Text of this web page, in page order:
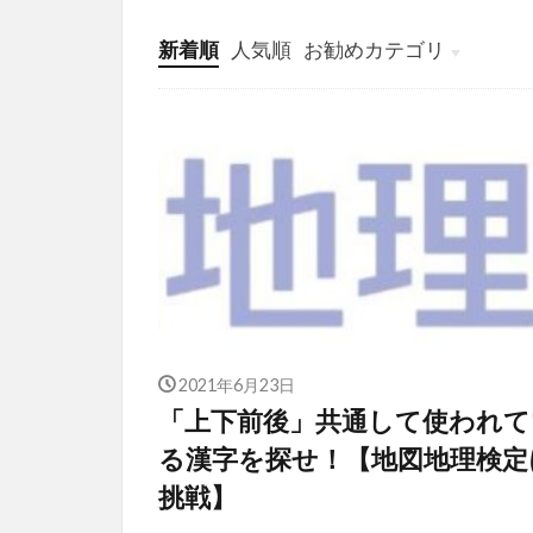
新着順 人気順 お勧めカテゴリ
投稿
学び
マンガ
電子書籍
2021年6月23日
「上下前後」共通して使われ
る漢字を探せ！【地図地理検
挑戦】